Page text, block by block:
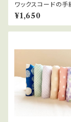
ワックスコードの手
レット
¥1,650